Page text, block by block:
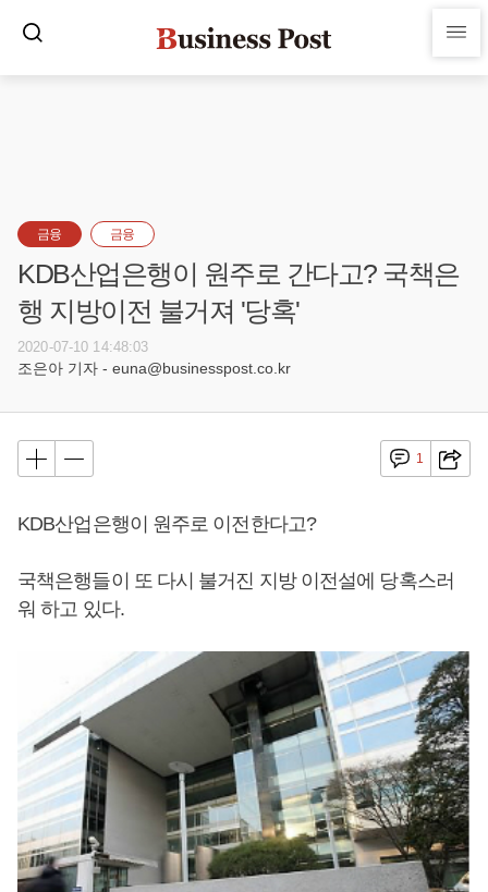
금융 금융
KDB산업은행이 원주로 간다고? 국책은
행 지방이전 불거져 '당혹'
2020-07-10 14:48:03
조은아 기자 - euna@businesspost.co.kr
1
KDB산업은행이 원주로 이전한다고?
국책은행들이 또 다시 불거진 지방 이전설에 당혹스러
워 하고 있다.